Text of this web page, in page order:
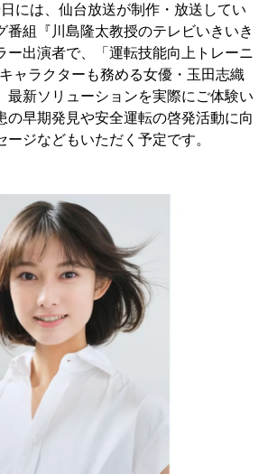
には、仙台放送が制作・放送してい
番組『川島隆太教授のテレビいきいき
ー出演者で、「運転技能向上トレーニ
ャラクターも務める女優・玉田志織
最新ソリューションを実際にご体験い
の早期発見や安全運転の啓発活動に向
ージなどもいただく予定です。